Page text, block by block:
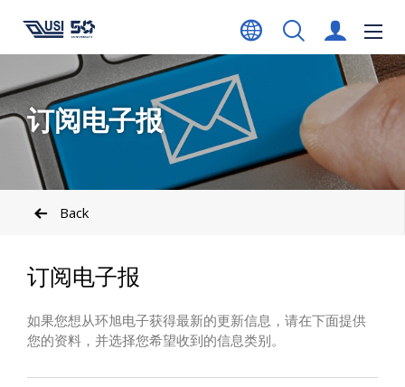
订阅电子报
Back
订阅电子报
如果您想从环旭电子获得最新的更新信息，请在下面提供
您的资料，并选择您希望收到的信息类别。